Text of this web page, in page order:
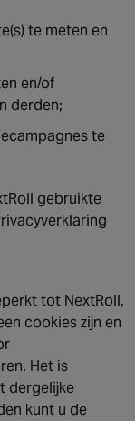
te meten en
en/of
derden;
te
gebruikte
tot NextRoll,
cookies zijn en
Het is
dergelijke
kunt u de